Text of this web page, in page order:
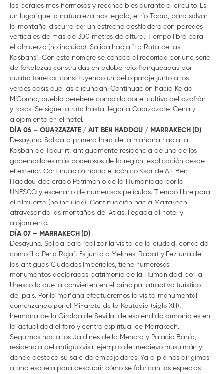
los parajes más hermosos y reconocibles durante el circuito. Es
un lugar que la naturaleza nos regala, el río Todra, para salvar
la montaña discurre por un estrecho desfiladero con paredes
verticales de más de 300 metros de altura. Tiempo libre para
el almuerzo (no incluido). Salida hacia "La Ruta de las
Kasbahs". Con este nombre se conoce al recorrido por una serie
de fortalezas construidas en adobe rojo, franqueadas por
cuatro torretas, constituyendo un bello paraje junto a los
verdes oasis que las circundan. Continuación hacia Kelaa
M’Gouna, pueblo berebere conocido por el cultivo del azafrán
y rosas. Se sigue la ruta hasta llegar a Ouarzazate. Cena y
alojamiento en el hotel.
DÍA 06 – OUARZAZATE / AIT BEN HADDOU / MARRAKECH (D)
Desayuno. Salida a primera hora de la mañana hacia la
Kasbah de Taourirt, antiguamente residencia de uno de los
gobernadores más poderosos de la región, explicación desde
el exterior. Continuación hacia el icónico Ksar de Ait Ben
Haddou declarado Patrimonio de la Humanidad por la
UNESCO y escenario de numerosas películas. Tiempo libre para
el almuerzo (no incluido). Continuación hacia Marrakech
atravesando las montañas del Atlas, llegada al hotel y
alojamiento.
DÍA 07 – MARRAKECH (D)
Desayuno. Salida para realizar la visita de la ciudad, conocida
como “La Perla Roja”. Es junto a Meknes, Rabat y Fez una de
las antiguas Ciudades Imperiales, tiene numerosos
monumentos declarados patrimonio de la Humanidad por la
Unesco lo que la convierten en el principal atractivo turístico
del país. Por la mañana efectuaremos la visita monumental
comenzando por el Minarete de la Koutobia (siglo XIII),
hermana de la Giralda de Sevilla, de espléndida armonía es en
la actualidad el faro y centro espiritual de Marrakech.
Seguimos hacia los Jardines de la Menara y Palacio Bahía,
residencia del antiguo visir, ejemplo del medievo musulmán y
donde destaca su sala de embajadores. Ya a pié nos dirigimos
a una escuela para descubrir cómo se fabrican las especias